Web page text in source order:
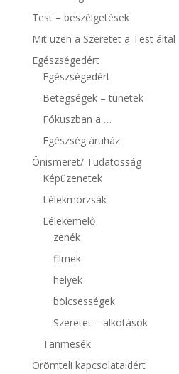
Test – beszélgetések
Mit üzen a Szeretet a Test által
Egészségedért
Egészségedért
Betegségek – tünetek
Fókuszban a …
Egészség áruház
Önismeret/ Tudatosság
Képüzenetek
Lélekmorzsák
Lélekemelő
zenék
filmek
helyek
bölcsességek
Szeretet – alkotások
Tanmesék
Örömteli kapcsolataidért